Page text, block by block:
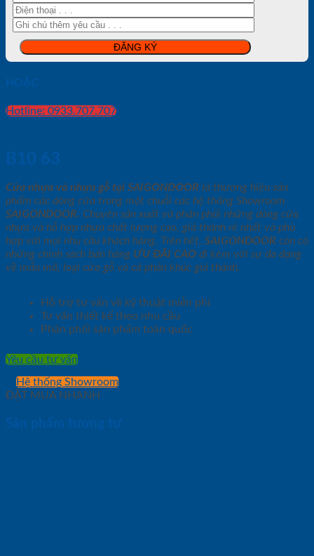
HOẶC
Hotline: 0933.707.707
B10 63
Cửa nhựa và nhựa gỗ tại SAIGONDOOR là thương hiệu sản
phẩm các dòng cửa trong một chuỗi các hệ thống Showroom
SAIGONDOOR. Chuyên sản xuất và phân phối những dòng cửa
nhựa và hỗ hợp nhựa chất lượng cao, giá thành rẻ nhất và phù
hợp với mọi nhu cầu khách hàng. Trên hết, SAIGONDOOR còn có
những chính sách bán hàng ƯU ĐÃI CAO đi kèm với sự đa dạng
về mẫu mã, loại cửa gỗ và cả phân khúc giá thành.
Hỗ trợ tư vấn về kỹ thuật miễn phí
Tư vấn thiết kế theo nhu cầu
Phân phối sản phẩm toàn quốc
Yêu cầu tư vấn
Hệ thống Showroom
ĐẶT MUA NHANH
Sản phẩm tương tự